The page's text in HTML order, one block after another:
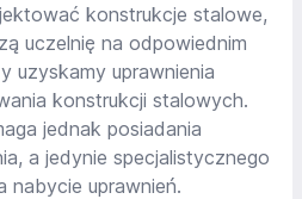
konstrukcje stalowe,
uczelnię na odpowiednim
uzyskamy uprawnienia
konstrukcji stalowych.
jednak posiadania
a jedynie specjalistycznego
nabycie uprawnień.